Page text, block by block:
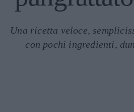
Una ricetta veloce,
con pochi ingredienti,